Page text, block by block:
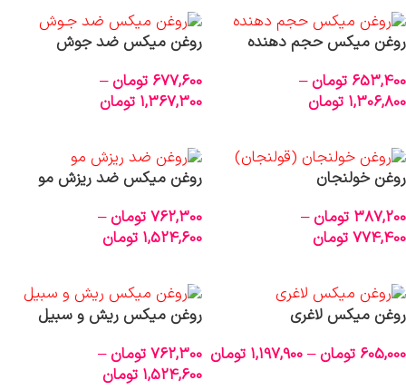
روغن میکس حجم دهنده
653,400 تومان –
1,306,800 تومان
روغن میکس ضد جوش
677,600 تومان –
1,367,300 تومان
روغن خولنجان
387,200 تومان –
774,400تومان
روغن میکس ضد ریزش مو
762,300تومان –
1,524,600 تومان
روغن میکس لاغری
605,000 تومان –
1,197,900 تومان
روغن میکس ریش و سبیل
762,300تومان –
1,524,600 تومان